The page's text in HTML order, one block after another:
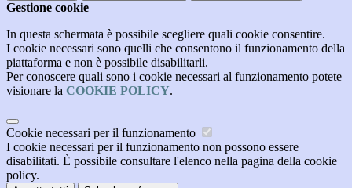
Gestione cookie
In questa schermata è possibile scegliere quali cookie consentire.
I cookie necessari sono quelli che consentono il funzionamento della
piattaforma e non è possibile disabilitarli.
Per conoscere quali sono i cookie necessari al funzionamento potete
visionare la COOKIE POLICY.
Cookie necessari per il funzionamento
I cookie necessari per il funzionamento non possono essere
disabilitati. È possibile consultare l'elenco nella pagina della cookie
policy.